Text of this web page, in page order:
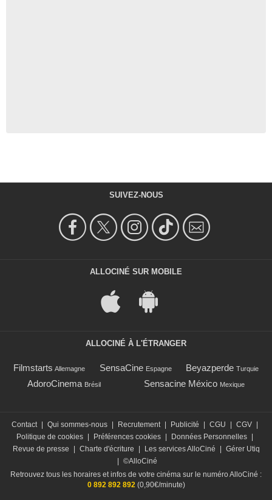
SUIVEZ-NOUS
ALLOCINÉ SUR MOBILE
ALLOCINÉ À L'ÉTRANGER
Filmstarts Allemagne SensaCine Espagne Beyazperde Turquie
AdoroCinema Brésil Sensacine México Mexique
Contact | Qui sommes-nous | Recrutement | Publicité | CGU | CGV |
Politique de cookies | Préférences cookies | Données Personnelles |
Revue de presse
| Charte d'écriture | Les services AlloCiné | Gérer Utiq
| ©AlloCiné
Retrouvez tous les horaires et infos de votre cinéma sur le numéro AlloCiné :
0 892 892 892(0,90€/minute)